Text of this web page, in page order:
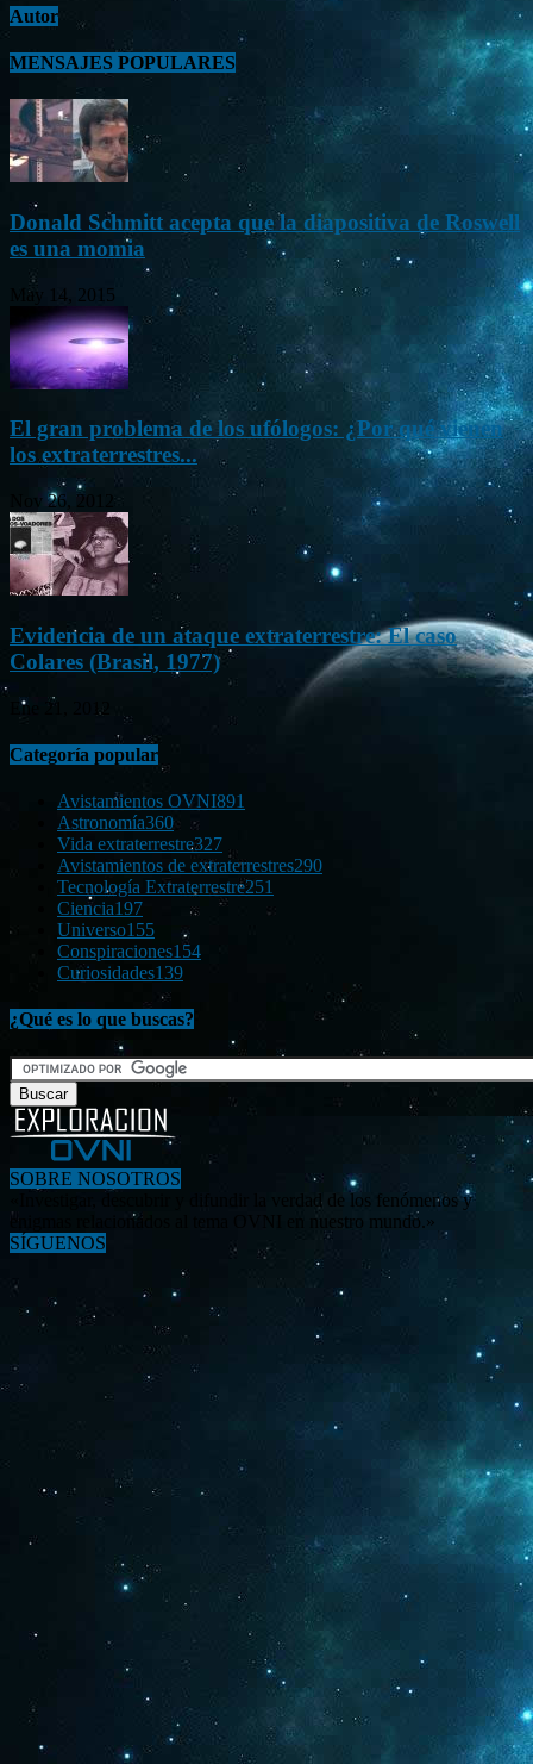
Autor
MENSAJES POPULARES
Donald Schmitt acepta que la diapositiva de Roswell
es una momia
May 14, 2015
El gran problema de los ufólogos: ¿Por qué vienen
los extraterrestres...
Nov 26, 2012
Evidencia de un ataque extraterrestre: El caso
Colares (Brasil, 1977)
Ene 21, 2012
Categoría popular
Avistamientos OVNI891
Astronomía360
Vida extraterrestre327
Avistamientos de extraterrestres290
Tecnología Extraterrestre251
Ciencia197
Universo155
Conspiraciones154
Curiosidades139
¿Qué es lo que buscas?
SOBRE NOSOTROS
«Investigar, descubrir y difundir la verdad de los fenómenos y
enigmas relacionados al tema OVNI en nuestro mundo.»
SÍGUENOS